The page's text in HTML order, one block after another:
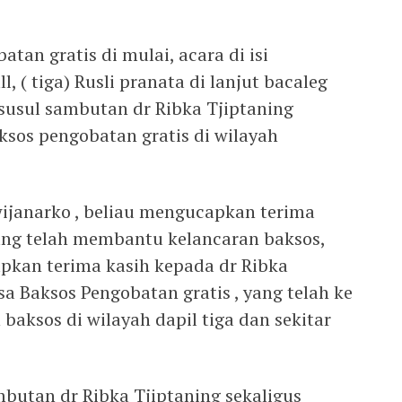
gratis di mulai, acara di isi
( tiga) Rusli pranata di lanjut bacaleg
sambutan dr Ribka Tjiptaning
pengobatan gratis di wilayah
, beliau mengucapkan terima
telah membantu kelancaran baksos,
terima kasih kepada dr Ribka
Baksos Pengobatan gratis , yang telah ke
di wilayah dapil tiga dan sekitar
dr Ribka Tjiptaning sekaligus